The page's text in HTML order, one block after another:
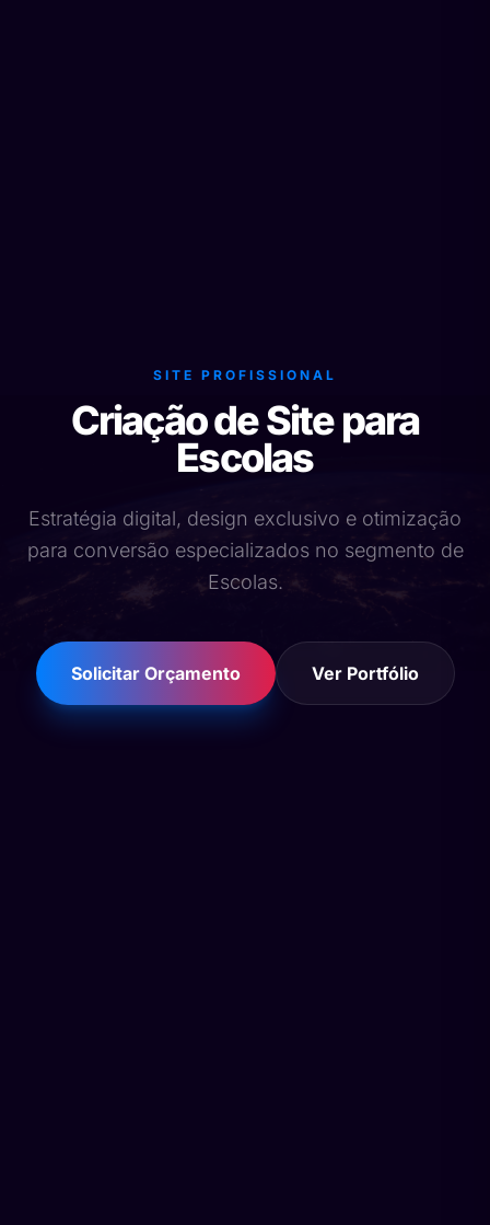
SITE PROFISSIONAL
Criação de Site para
Escolas
Estratégia digital, design exclusivo e otimização
para conversão especializados no segmento de
Escolas.
Solicitar Orçamento Ver Portfólio